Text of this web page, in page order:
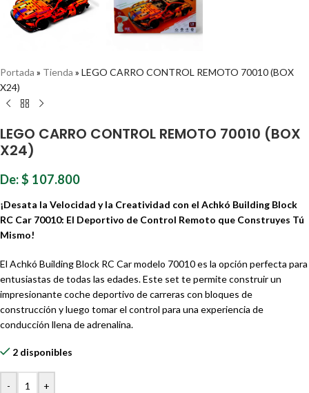
Portada » Tienda » LEGO CARRO CONTROL REMOTO 70010 (BOX
X24)
LEGO CARRO CONTROL REMOTO 70010 (BOX
X24)
De:$ 107.800
¡Desata la Velocidad y la Creatividad con el Achkó Building Block
RC Car 70010: El Deportivo de Control Remoto que Construyes Tú
Mismo!
El Achkó Building Block RC Car modelo 70010 es la opción perfecta para
entusiastas de todas las edades. Este set te permite construir un
impresionante coche deportivo de carreras con bloques de
construcción y luego tomar el control para una experiencia de
conducción llena de adrenalina.
2 disponibles
- +